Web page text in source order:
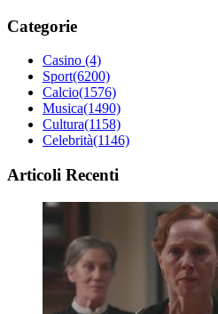
Categorie
Casino (4)
Sport(6200)
Calcio(1576)
Musica(1490)
Cultura(1158)
Celebrità(1146)
Articoli Recenti